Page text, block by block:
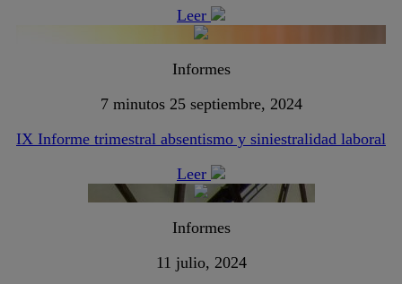
Leer
Informes
7 minutos 25 septiembre, 2024
IX Informe trimestral absentismo y siniestralidad laboral
Leer
Informes
11 julio, 2024